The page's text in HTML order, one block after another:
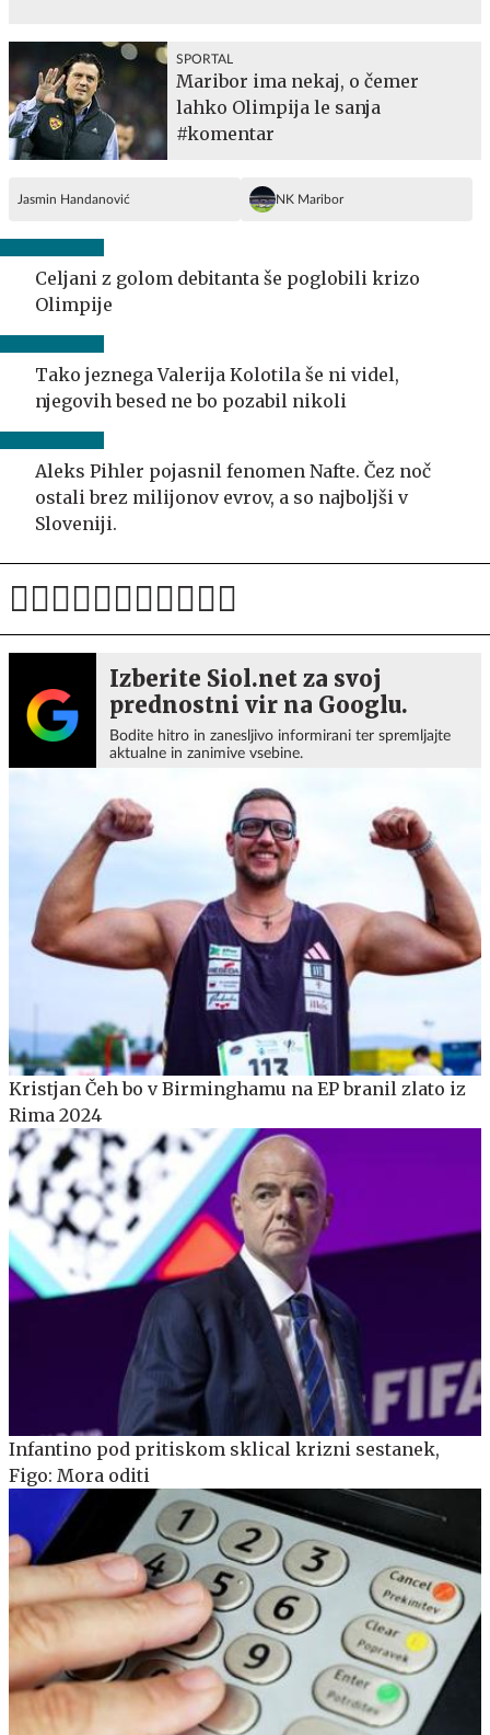
SPORTAL
Maribor ima nekaj, o čemer
lahko Olimpija le sanja
#komentar
Jasmin Handanović NK Maribor
Celjani z golom debitanta še poglobili krizo
Olimpije
Tako jeznega Valerija Kolotila še ni videl,
njegovih besed ne bo pozabil nikoli
Aleks Pihler pojasnil fenomen Nafte. Čez noč
ostali brez milijonov evrov, a so najboljši v
Sloveniji.
Izberite Siol.net za svoj
prednostni vir na Googlu.
Bodite hitro in zanesljivo informirani ter spremljajte
aktualne in zanimive vsebine.
Kristjan Čeh bo v Birminghamu na EP branil zlato iz
Rima 2024
Infantino pod pritiskom sklical krizni sestanek,
Figo: Mora oditi